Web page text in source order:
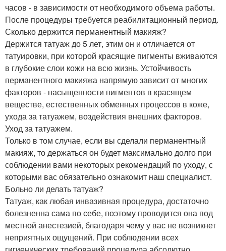
часов - в зависимости от необходимого объема работы.
После процедуры требуется реабилитационный период.
Сколько держится перманентный макияж?
Держится татуаж до 5 лет, этим он и отличается от
татуировки, при которой красящие пигменты вживаются
в глубокие слои кожи на всю жизнь. Устойчивость
перманентного макияжа напрямую зависит от многих
факторов - насыщенности пигментов в красящем
веществе, естественных обменных процессов в коже,
ухода за татуажем, воздействия внешних факторов.
Уход за татуажем.
Только в том случае, если вы сделали перманентный
макияж, то держаться он будет максимально долго при
соблюдении вами некоторых рекомендаций по уходу, с
которыми вас обязательно ознакомит наш специалист.
Больно ли делать татуаж?
Татуаж, как любая инвазивная процедура, достаточно
болезненна сама по себе, поэтому проводится она под
местной анестезией, благодаря чему у вас не возникнет
неприятных ощущений. При соблюдении всех